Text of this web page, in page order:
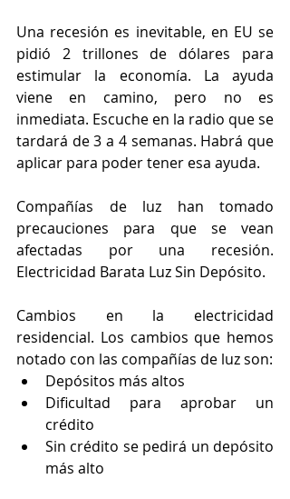
Una recesión es inevitable, en EU se
pidió 2 trillones de dólares para
estimular la economía. La ayuda
viene en camino, pero no es
inmediata. Escuche en la radio que se
tardará de 3 a 4 semanas. Habrá que
aplicar para poder tener esa ayuda.
Compañías de luz han tomado
precauciones para que se vean
afectadas por una recesión.
Electricidad Barata Luz Sin Depósito.
Cambios en la electricidad
residencial. Los cambios que hemos
notado con las compañías de luz son:
Depósitos más altos
Dificultad para aprobar un
crédito
Sin crédito se pedirá un depósito
más alto